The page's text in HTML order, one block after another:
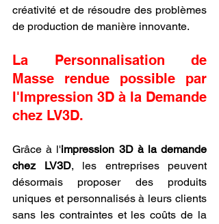
créativité et de résoudre des problèmes
de production de manière innovante.
La Personnalisation de
Masse rendue possible par
l'Impression 3D à la Demande
chez LV3D.
Grâce à l'impression 3D à la demande
chez LV3D, les entreprises peuvent
désormais proposer des produits
uniques et personnalisés à leurs clients
sans les contraintes et les coûts de la